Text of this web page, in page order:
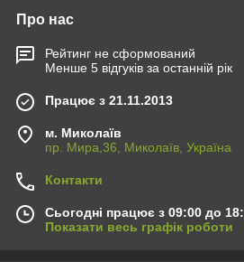
Про нас
Рейтинг не сформований
Менше 5 відгуків за останній рік
Працює з 21.11.2013
м. Миколаїв
пр. Мира,36, Миколаїв, Україна
Контакти
Сьогодні працює з 09:00 до
Показати весь графік роботи